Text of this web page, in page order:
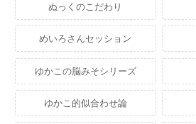
ぬっくのこだわり
めいろさんセッション
ゆかこの脳みそシリーズ
ゆかこ的似合わせ論